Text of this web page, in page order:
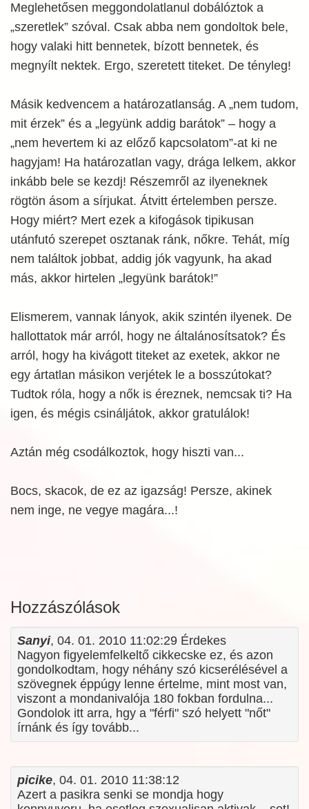
Meglehetősen meggondolatlanul dobálóztok a
„szeretlek” szóval. Csak abba nem gondoltok bele,
hogy valaki hitt bennetek, bízott bennetek, és
megnyílt nektek. Ergo, szeretett titeket. De tényleg!
Másik kedvencem a határozatlanság. A „nem tudom,
mit érzek” és a „legyünk addig barátok” – hogy a
„nem hevertem ki az előző kapcsolatom”-at ki ne
hagyjam! Ha határozatlan vagy, drága lelkem, akkor
inkább bele se kezdj! Részemről az ilyeneknek
rögtön ásom a sírjukat. Átvitt értelemben persze.
Hogy miért? Mert ezek a kifogások tipikusan
utánfutó szerepet osztanak ránk, nőkre. Tehát, míg
nem találtok jobbat, addig jók vagyunk, ha akad
más, akkor hirtelen „legyünk barátok!”
Elismerem, vannak lányok, akik szintén ilyenek. De
hallottatok már arról, hogy ne általánosítsatok? És
arról, hogy ha kivágott titeket az exetek, akkor ne
egy ártatlan másikon verjétek le a bosszútokat?
Tudtok róla, hogy a nők is éreznek, nemcsak ti? Ha
igen, és mégis csináljátok, akkor gratulálok!
Aztán még csodálkoztok, hogy hiszti van...
Bocs, skacok, de ez az igazság! Persze, akinek
nem inge, ne vegye magára...!
Hozzászólások
Sanyi, 04. 01. 2010 11:02:29 Érdekes
Nagyon figyelemfelkeltő cikkecske ez, és azon
gondolkodtam, hogy néhány szó kicserélésével a
szövegnek éppúgy lenne értelme, mint most van,
viszont a mondanivalója 180 fokban fordulna...
Gondolok itt arra, hgy a "férfi" szó helyett "nőt"
írnánk és így tovább...
picike, 04. 01. 2010 11:38:12
Azert a pasikra senki se mondja hogy